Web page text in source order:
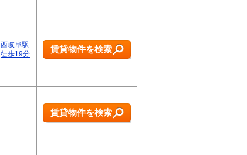
西岐阜駅
徒歩19分
賃貸物件を検索
- 賃貸物件を検索